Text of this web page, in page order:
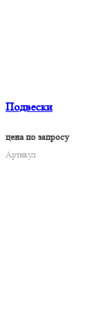
Подвески
цена по запросу
Артикул